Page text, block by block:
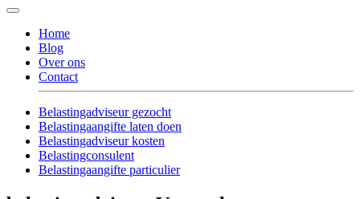
Home
Blog
Over ons
Contact
Belastingadviseur gezocht
Belastingaangifte laten doen
Belastingadviseur kosten
Belastingconsulent
Belastingaangifte particulier